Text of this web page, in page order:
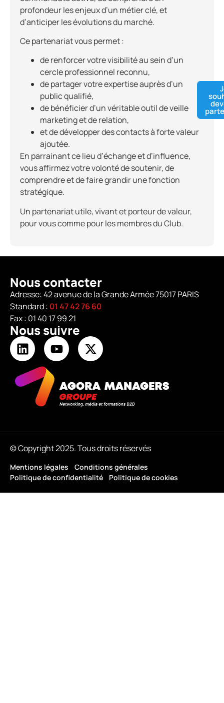
profondeur les enjeux d’un métier clé, et
d’anticiper les évolutions du marché.
Ce partenariat vous permet :
de renforcer votre visibilité au sein d’un
cercle professionnel reconnu,
de partager votre expertise auprès d’un
public qualifié,
de bénéficier d’un véritable outil de veille
marketing et de relation,
et de développer des contacts à forte valeur
ajoutée.
En parrainant ce lieu d’échange et d’influence,
vous affirmez votre volonté de soutenir, de
comprendre et de faire grandir une fonction
stratégique.
Un partenariat utile, vivant et porteur de valeur,
pour vous comme pour les membres du Club.
Nous contacter
Adresse: 42 avenue de la Grande Armée 75017 PARIS
Standard : 01 47 42 76 60
Fax : 01 40 17 99 21
Nous suivre
© Copyright 2025. Tous droits réservés
Mentions légales
Conditions générales
Politique de confidentialité
Politique de cookies